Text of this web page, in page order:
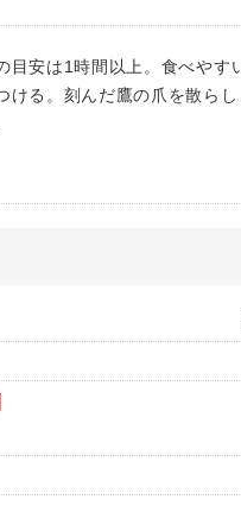
目安は1時間以上。食べやす
ける。刻んだ鷹の爪を散ら